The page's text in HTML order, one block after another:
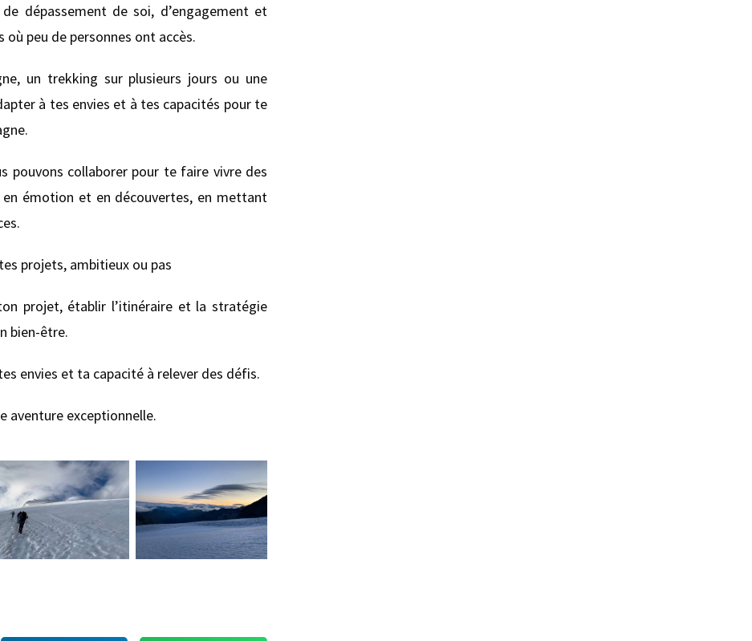
dépassement de soi, d’engagement et
où peu de personnes ont accès.
un trekking sur plusieurs jours ou une
à tes envies et à tes capacités pour te
pouvons collaborer pour te faire vivre des
émotion et en découvertes, en mettant
projets, ambitieux ou pas
projet, établir l’itinéraire et la stratégie
bien-être.
envies et ta capacité à relever des défis.
aventure exceptionnelle.